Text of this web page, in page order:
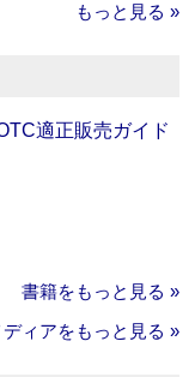
もっと見る »
適正販売ガイド
書籍をもっと見る »
ディアをもっと見る »